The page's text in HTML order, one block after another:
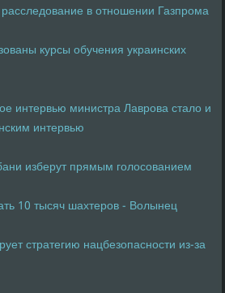
в отношении Газпрома
курсы обучения украинских
интервью министра Лаврова стало и
интервью
изберут прямым голосованием
10 тысяч шахтеров - Волынец
стратегию нацбезопасности из-за